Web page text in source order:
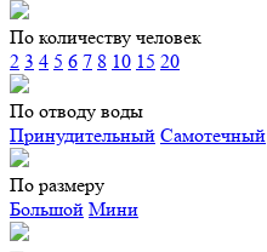
По количеству человек
2 3 4 5 6 7 8 10 15 20
По отводу воды
Принудительный Самотечный
По размеру
Большой Мини